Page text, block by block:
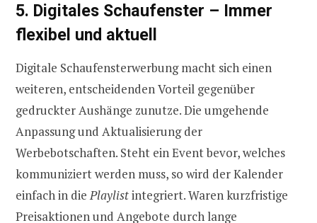
5. Digitales Schaufenster – Immer
flexibel und aktuell
Digitale Schaufensterwerbung macht sich einen
weiteren, entscheidenden Vorteil gegenüber
gedruckter Aushänge zunutze. Die umgehende
Anpassung und Aktualisierung der
Werbebotschaften. Steht ein Event bevor, welches
kommuniziert werden muss, so wird der Kalender
einfach in diePlaylistintegriert. Waren kurzfristige
Preisaktionen und Angebote durch lange